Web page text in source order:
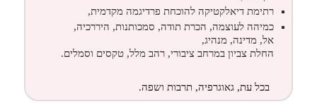
רתימת דיאלקטיקה להוכחת פרדיגמה מקדמית,
כמיהה לעוצמה, הכרת תודה, סמכותנות, היררכיה,
אל, מדינה, מנהיג,
החלת צביון במרחב ציבורי, רהב מלל, טקסים וסמלים.
בכל עת, גאוגרפיה, תרבות ושפה.